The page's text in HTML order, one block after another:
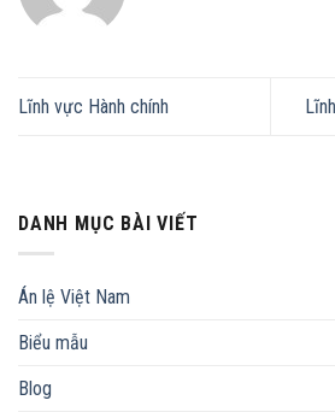
Lĩnh vực Hành chính
DANH MỤC BÀI VIẾT
Án lệ Việt Nam
Biểu mẫu
Blog